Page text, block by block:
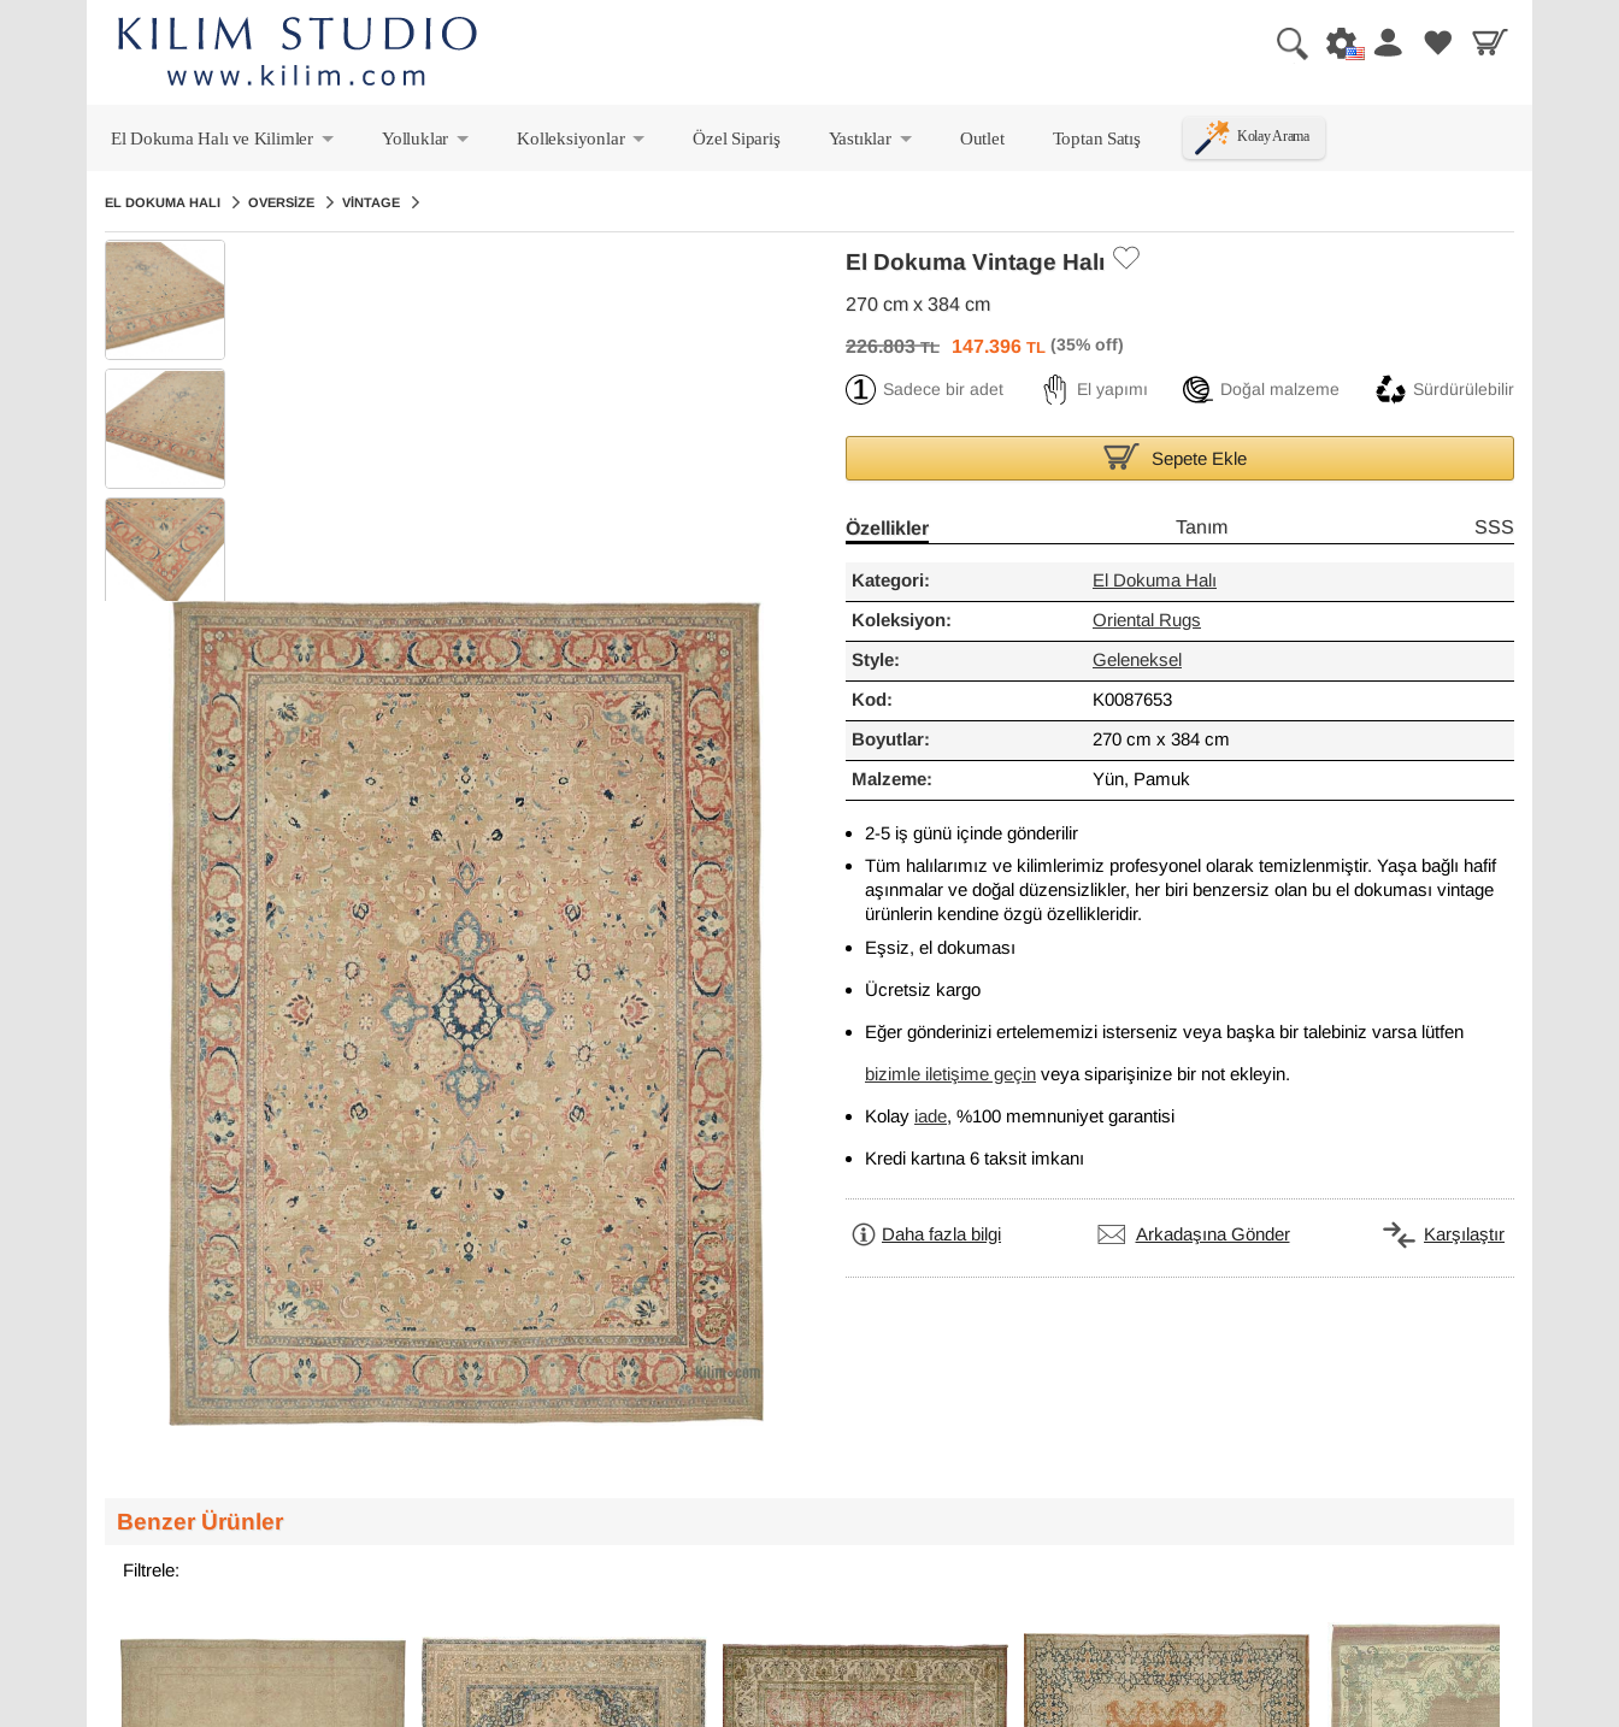
El Dokuma Halı ve Kilimler
Yolluklar
Kolleksiyonlar
Özel Sipariş
Yastıklar Outlet Toptan Satış Kolay Arama
EL DOKUMA HALI OVERSIZE VINTAGE
El Dokuma Vintage Halı
270 cm x 384 cm
226.803TL 147.396 TL
Sadece bir adet El yapımı Doğal malzeme Sürdürülebilir
Sepete Ekle
Özellikler Tanım SSS
Kategori: El Dokuma Halı
Koleksiyon: Oriental Rugs
Style: Geleneksel
Kod: K0087653
Boyutlar: 270 cm x 384 cm
Malzeme: Yün, Pamuk
2-5 iş günü içinde gönderilir
Tüm halılarımız ve kilimlerimiz profesyonel olarak temizlenmiştir. Yaşa bağlı hafif
aşınmalar ve doğal düzensizlikler, her biri benzersiz olan bu el dokuması vintage
ürünlerin kendine özgü özellikleridir.
Eşsiz, el dokuması
Ücretsiz kargo
Eğer gönderinizi ertelememizi isterseniz veya başka bir talebiniz varsa lütfen
bizimle iletişime geçin veya siparişinize bir not ekleyin.
Kolay iade, %100 memnuniyet garantisi
Kredi kartına 6 taksit imkanı
Daha fazla bilgi Arkadaşına Gönder Karşılaştır
Benzer Ürünler
Filtrele: